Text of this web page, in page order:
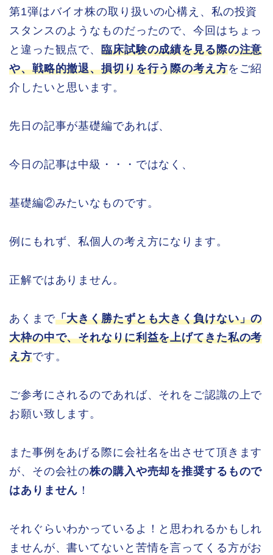
第1弾はバイオ株の取り扱いの心構え、私の投資
スタンスのようなものだったので、今回はちょっ
と違った観点で、臨床試験の成績を見る際の注意
や、戦略的撤退、損切りを行う際の考え方をご紹
介したいと思います。
先日の記事が基礎編であれば、
今日の記事は中級・・・ではなく、
基礎編②みたいなものです。
例にもれず、私個人の考え方になります。
正解ではありません。
あくまで「大きく勝たずとも大きく負けない」の
大枠の中で、それなりに利益を上げてきた私の考
え方です。
ご参考にされるのであれば、それをご認識の上で
お願い致します。
また事例をあげる際に会社名を出させて頂きます
が、その会社の株の購入や売却を推奨するもので
はありません ！
それぐらいわかっているよ！と思われるかもしれ
ませんが、書いてないと苦情を言ってくる方がお